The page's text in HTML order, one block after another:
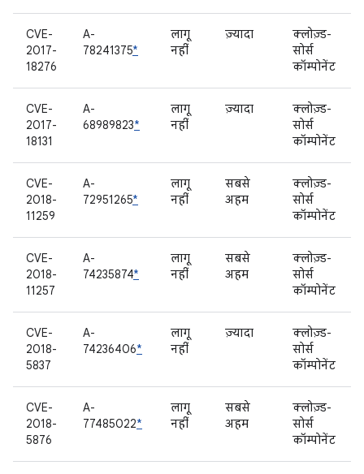
CVE-
2017-
18276
A-
78241375*
लागू
नहीं
ज़्यादा
क्लोज़्ड-
सोर्स
कॉम्पोनेंट
CVE-
2017-
18131
A-
68989823*
लागू
नहीं
ज़्यादा
क्लोज़्ड-
सोर्स
कॉम्पोनेंट
CVE-
2018-
11259
A-
72951265*
लागू
नहीं
सबसे
अहम
क्लोज़्ड-
सोर्स
कॉम्पोनेंट
CVE-
2018-
11257
A-
74235874*
लागू
नहीं
सबसे
अहम
क्लोज़्ड-
सोर्स
कॉम्पोनेंट
CVE-
2018-
5837
A-
74236406*
लागू
नहीं
ज़्यादा
क्लोज़्ड-
सोर्स
कॉम्पोनेंट
CVE-
2018-
5876
A-
77485022*
लागू
नहीं
सबसे
अहम
क्लोज़्ड-
सोर्स
कॉम्पोनेंट